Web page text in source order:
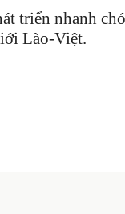
triển nhanh
Lào-Việt.